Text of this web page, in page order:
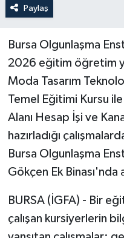
Paylaş
Bursa Olgunlaşma
2026 eğitim öğretim
Moda Tasarım
Temel Eğitimi Kursu
Alanı Hesap İşi ve
hazırladığı
Bursa Olgunlaşma
Gökçen Ek Binası'nda
BURSA (İGFA) - Bir
çalışan kursiyerlerin